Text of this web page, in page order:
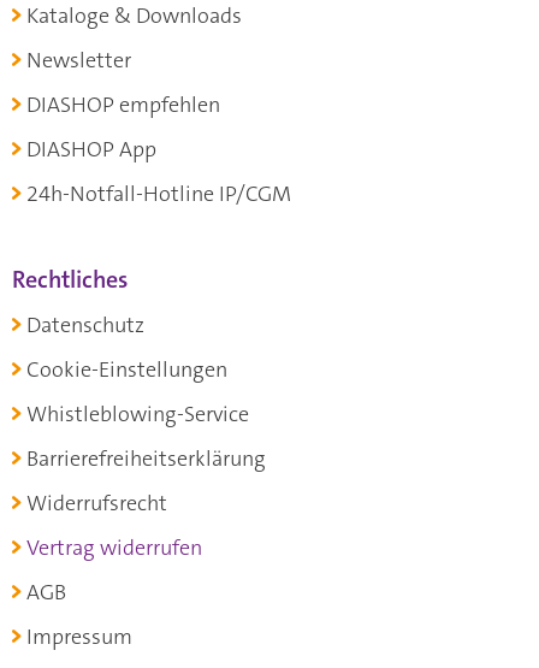
Kataloge & Downloads
Newsletter
DIASHOP empfehlen
DIASHOP App
24h-Notfall-Hotline IP/CGM
Rechtliches
Datenschutz
Cookie-Einstellungen
Whistleblowing-Service
Barrierefreiheitserklärung
Widerrufsrecht
Vertrag widerrufen
AGB
Impressum